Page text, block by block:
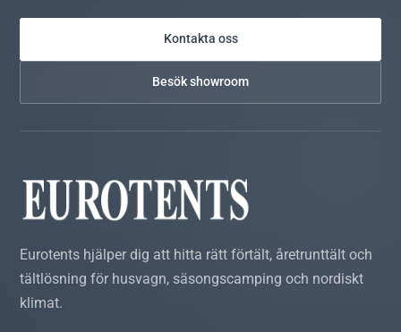
Kontakta oss
Besök showroom
Eurotents hjälper dig att hitta rätt förtält, åretrunttält och
tältlösning för husvagn, säsongscamping och nordiskt
klimat.